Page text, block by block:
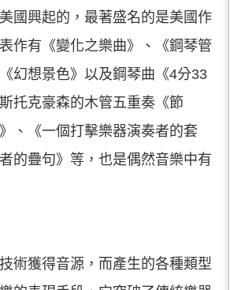
國興起的，最著盛名的是美國作
作有《變化之樂曲》、《鋼琴管
幻想景色》以及鋼琴曲《4分33
托克豪森的木管五重奏《節
、《一個打擊樂器演奏者的套
的疊句》等，也是偶然音樂中有
術獲得音源，而產生的各種類型